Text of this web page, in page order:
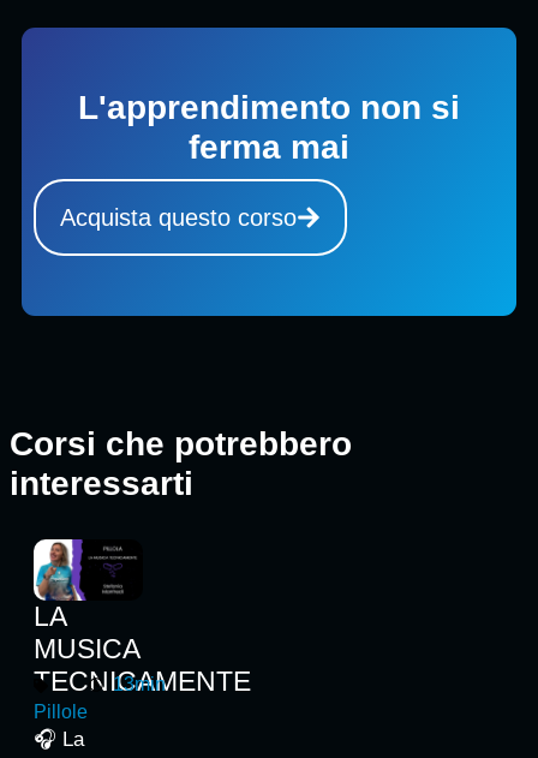
L'apprendimento non si
ferma mai
Acquista questo corso
Corsi che potrebbero
interessarti
LA
MUSICA
TECNICAMENTE
Pillole
13min
🎧 La